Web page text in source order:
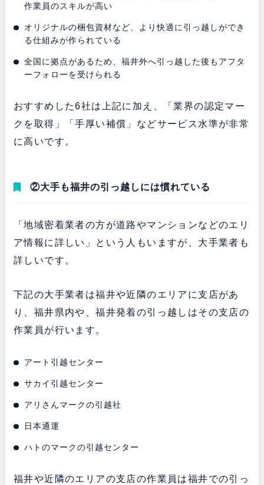
作業員のスキルが高い
オリジナルの梱包資材など、より快適に引っ越しができ
る仕組みが作られている
全国に拠点があるため、福井外へ引っ越した後もアフタ
ーフォローを受けられる
おすすめした6社は上記に加え、「業界の認定マー
クを取得」「手厚い補償」などサービス水準が非常
に高いです。
②大手も福井の引っ越しには慣れている
「地域密着業者の方が道路やマンションなどのエリ
ア情報に詳しい」という人もいますが、大手業者も
詳しいです。
下記の大手業者は福井や近隣のエリアに支店があ
り、福井県内や、福井発着の引っ越しはその支店の
作業員が行います。
アート引越センター
サカイ引越センター
アリさんマークの引越社
日本通運
ハトのマークの引越センター
福井や近隣のエリアの支店の作業員は福井での引っ